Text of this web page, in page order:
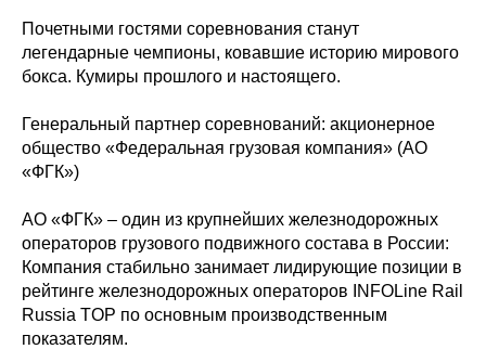
Почетными гостями соревнования станут
легендарные чемпионы, ковавшие историю мирового
бокса. Кумиры прошлого и настоящего.
Генеральный партнер соревнований: акционерное
общество «Федеральная грузовая компания» (АО
«ФГК»)
АО «ФГК» – один из крупнейших железнодорожных
операторов грузового подвижного состава в России:
Компания стабильно занимает лидирующие позиции в
рейтинге железнодорожных операторов INFOLine Rail
Russia TOP по основным производственным
показателям.